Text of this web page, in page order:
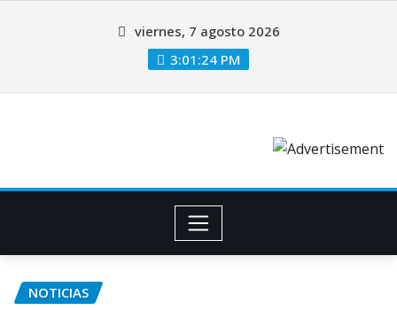
viernes, 7 agosto 2026
3:01:24 PM
NOTICIAS